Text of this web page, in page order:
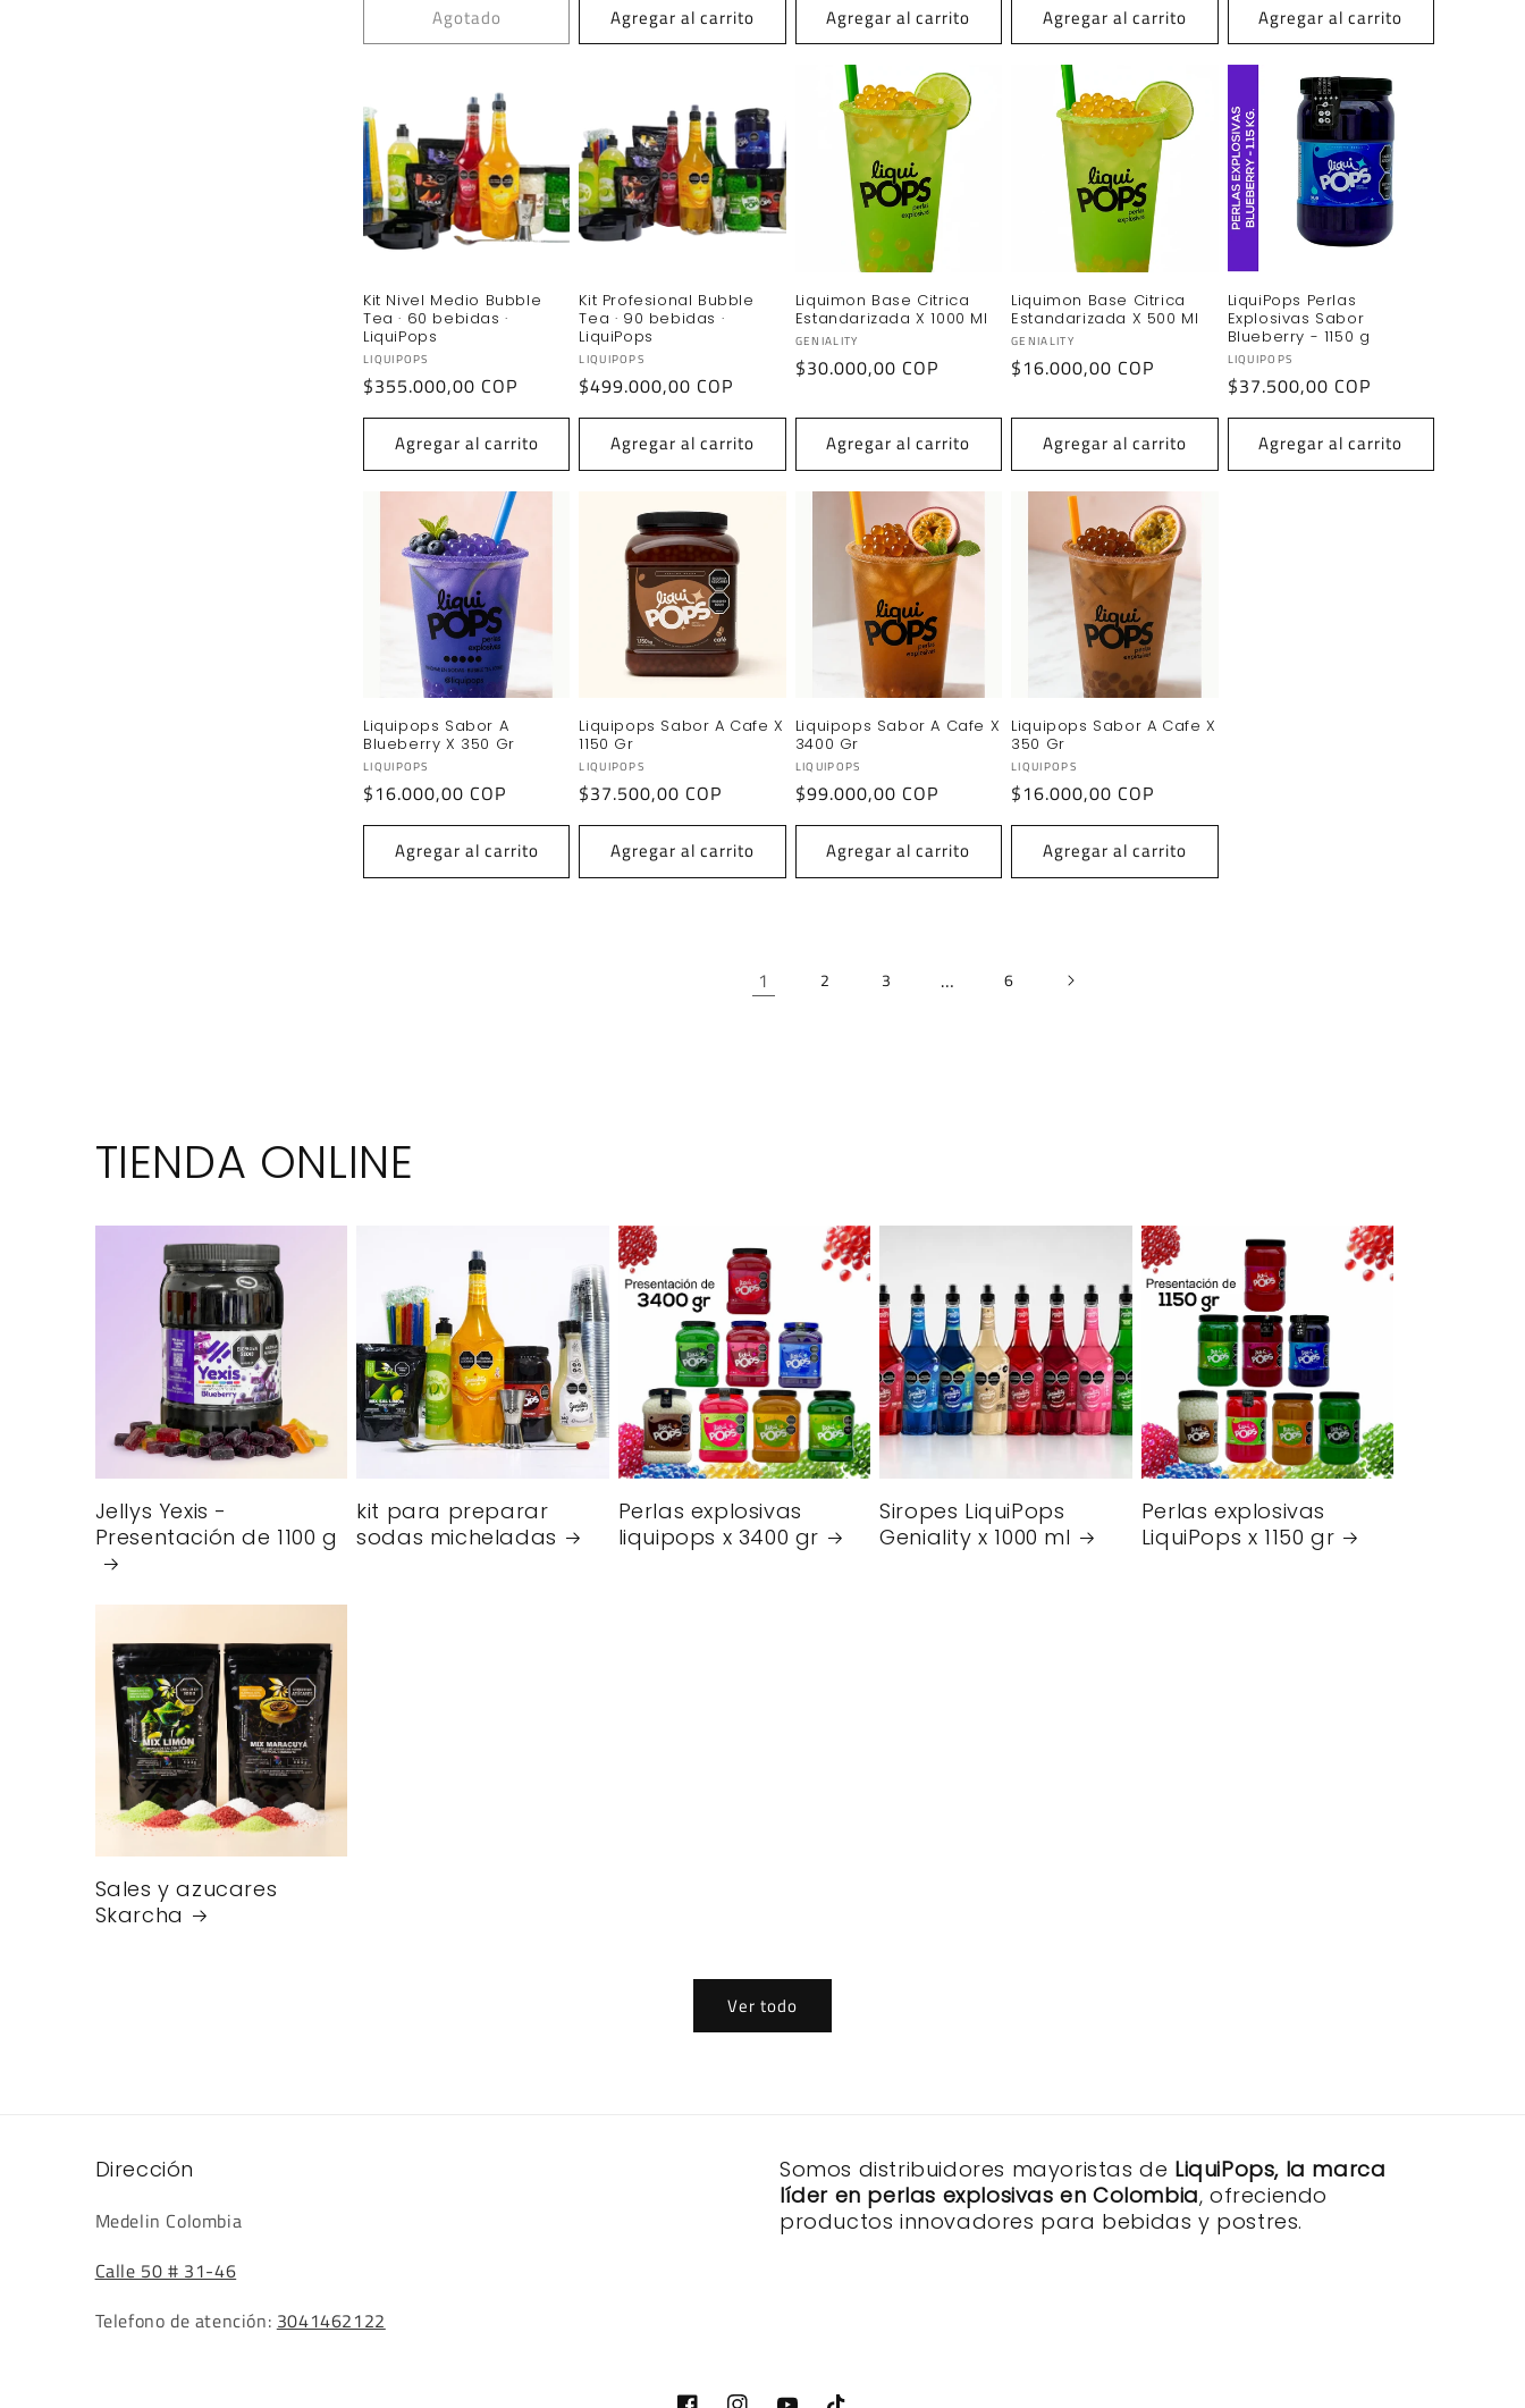
Agotado Agregar al carrito Agregar al carrito Agregar al carrito Agregar al carrito
Kit Nivel Medio Bubble
Tea · 60 bebidas ·
LiquiPops
Proveedor:
LIQUIPOPS
Precio
$355.000,00 COP
Agregar al carrito
Kit Profesional Bubble
Tea · 90 bebidas ·
LiquiPops
Proveedor:
LIQUIPOPS
Precio
$499.000,00 COP
Agregar al carrito
Liquimon Base Citrica
Estandarizada X 1000 Ml
Proveedor:
GENIALITY
Precio
$30.000,00 COP
Agregar al carrito
Liquimon Base Citrica
Estandarizada X 500 Ml
Proveedor:
GENIALITY
Precio
$16.000,00 COP
Agregar al carrito
LiquiPops Perlas
Explosivas Sabor
Blueberry - 1150 g
Proveedor:
LIQUIPOPS
Precio
$37.500,00 COP
Agregar al carrito
Liquipops Sabor A
Blueberry X 350 Gr
Proveedor:
LIQUIPOPS
Precio
habitual
$16.000,00 COP
Agregar al carrito
Liquipops Sabor A Cafe X
1150 Gr
Proveedor:
LIQUIPOPS
Precio
habitual
$37.500,00 COP
Agregar al carrito
Liquipops Sabor A Cafe X
3400 Gr
Proveedor:
LIQUIPOPS
Precio
habitual
$99.000,00 COP
Agregar al carrito
Liquipops Sabor A Cafe X
350 Gr
Proveedor:
LIQUIPOPS
Precio
habitual
$16.000,00 COP
Agregar al carrito
1 2 3 … 6
TIENDA ONLINE
Jellys Yexis -
Presentación de 1100 g
kit para preparar
sodas micheladas
Perlas explosivas
liquipops x 3400 gr
Siropes LiquiPops
Geniality x 1000 ml
Perlas explosivas
LiquiPops x 1150 gr
Sales y azucares
Skarcha
Ver todo
Dirección
Medelin Colombia
Calle 50 # 31-46
Telefono de atención: 3041462122
Somos distribuidores mayoristas de LiquiPops, la marca
líder en perlas explosivas en Colombia, ofreciendo
productos innovadores para bebidas y postres.